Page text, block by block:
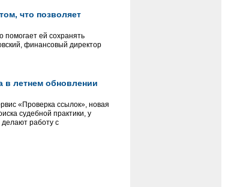
что позволяет
помогает ей сохранять
финансовый директор
в летнем обновлении
«Проверка ссылок», новая
судебной практики, у
работу с